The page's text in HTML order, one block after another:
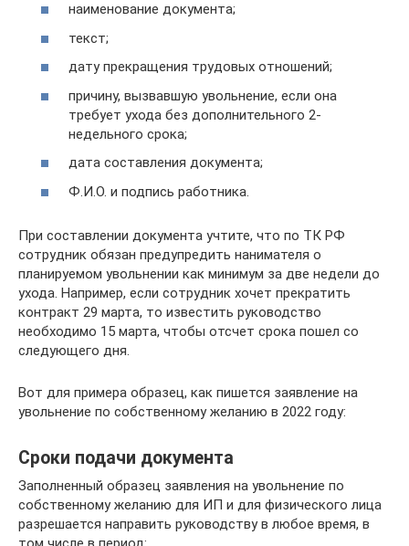
наименование документа;
текст;
дату прекращения трудовых отношений;
причину, вызвавшую увольнение, если она
требует ухода без дополнительного 2-
недельного срока;
дата составления документа;
Ф.И.О. и подпись работника.
При составлении документа учтите, что по ТК РФ
сотрудник обязан предупредить нанимателя о
планируемом увольнении как минимум за две недели до
ухода. Например, если сотрудник хочет прекратить
контракт 29 марта, то известить руководство
необходимо 15 марта, чтобы отсчет срока пошел со
следующего дня.
Вот для примера образец, как пишется заявление на
увольнение по собственному желанию в 2022 году:
Сроки подачи документа
Заполненный образец заявления на увольнение по
собственному желанию для ИП и для физического лица
разрешается направить руководству в любое время, в